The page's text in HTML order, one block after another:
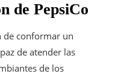
de PepsiCo
de conformar un
de atender las
de los